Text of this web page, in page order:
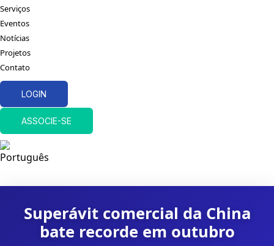
Serviços
Eventos
Notícias
Projetos
Contato
LOGIN
ASSOCIE-SE
Superávit comercial da China
bate recorde em outubro